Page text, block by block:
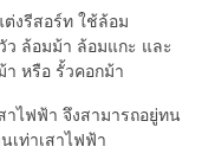
งรีสอร์ท ใช้ล้อม
ล้อมม้า ล้อมแกะ และ
า หรือ รั้วคอกม้า
ไฟฟ้า จึงสามารถอยู่ทน
เท่าเสาไฟฟ้า